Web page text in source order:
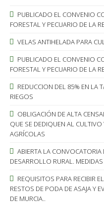
PUBLICADO EL CONVENIO
FORESTAL Y PECUARIO DE LA
VELAS ANTIHELADA PARA
PUBLICADO EL CONVENIO
FORESTAL Y PECUARIO DE LA
REDUCCION DEL 85% EN LA
RIEGOS
OBLIGACIÓN DE ALTA
QUE SE DEDIQUEN AL
AGRÍCOLAS
ABIERTA LA
DESARROLLO RURAL. MEDIDAS
REQUISITOS PARA RECIBIR
RESTOS DE PODA DE ASAJA Y
DE MURCIA..